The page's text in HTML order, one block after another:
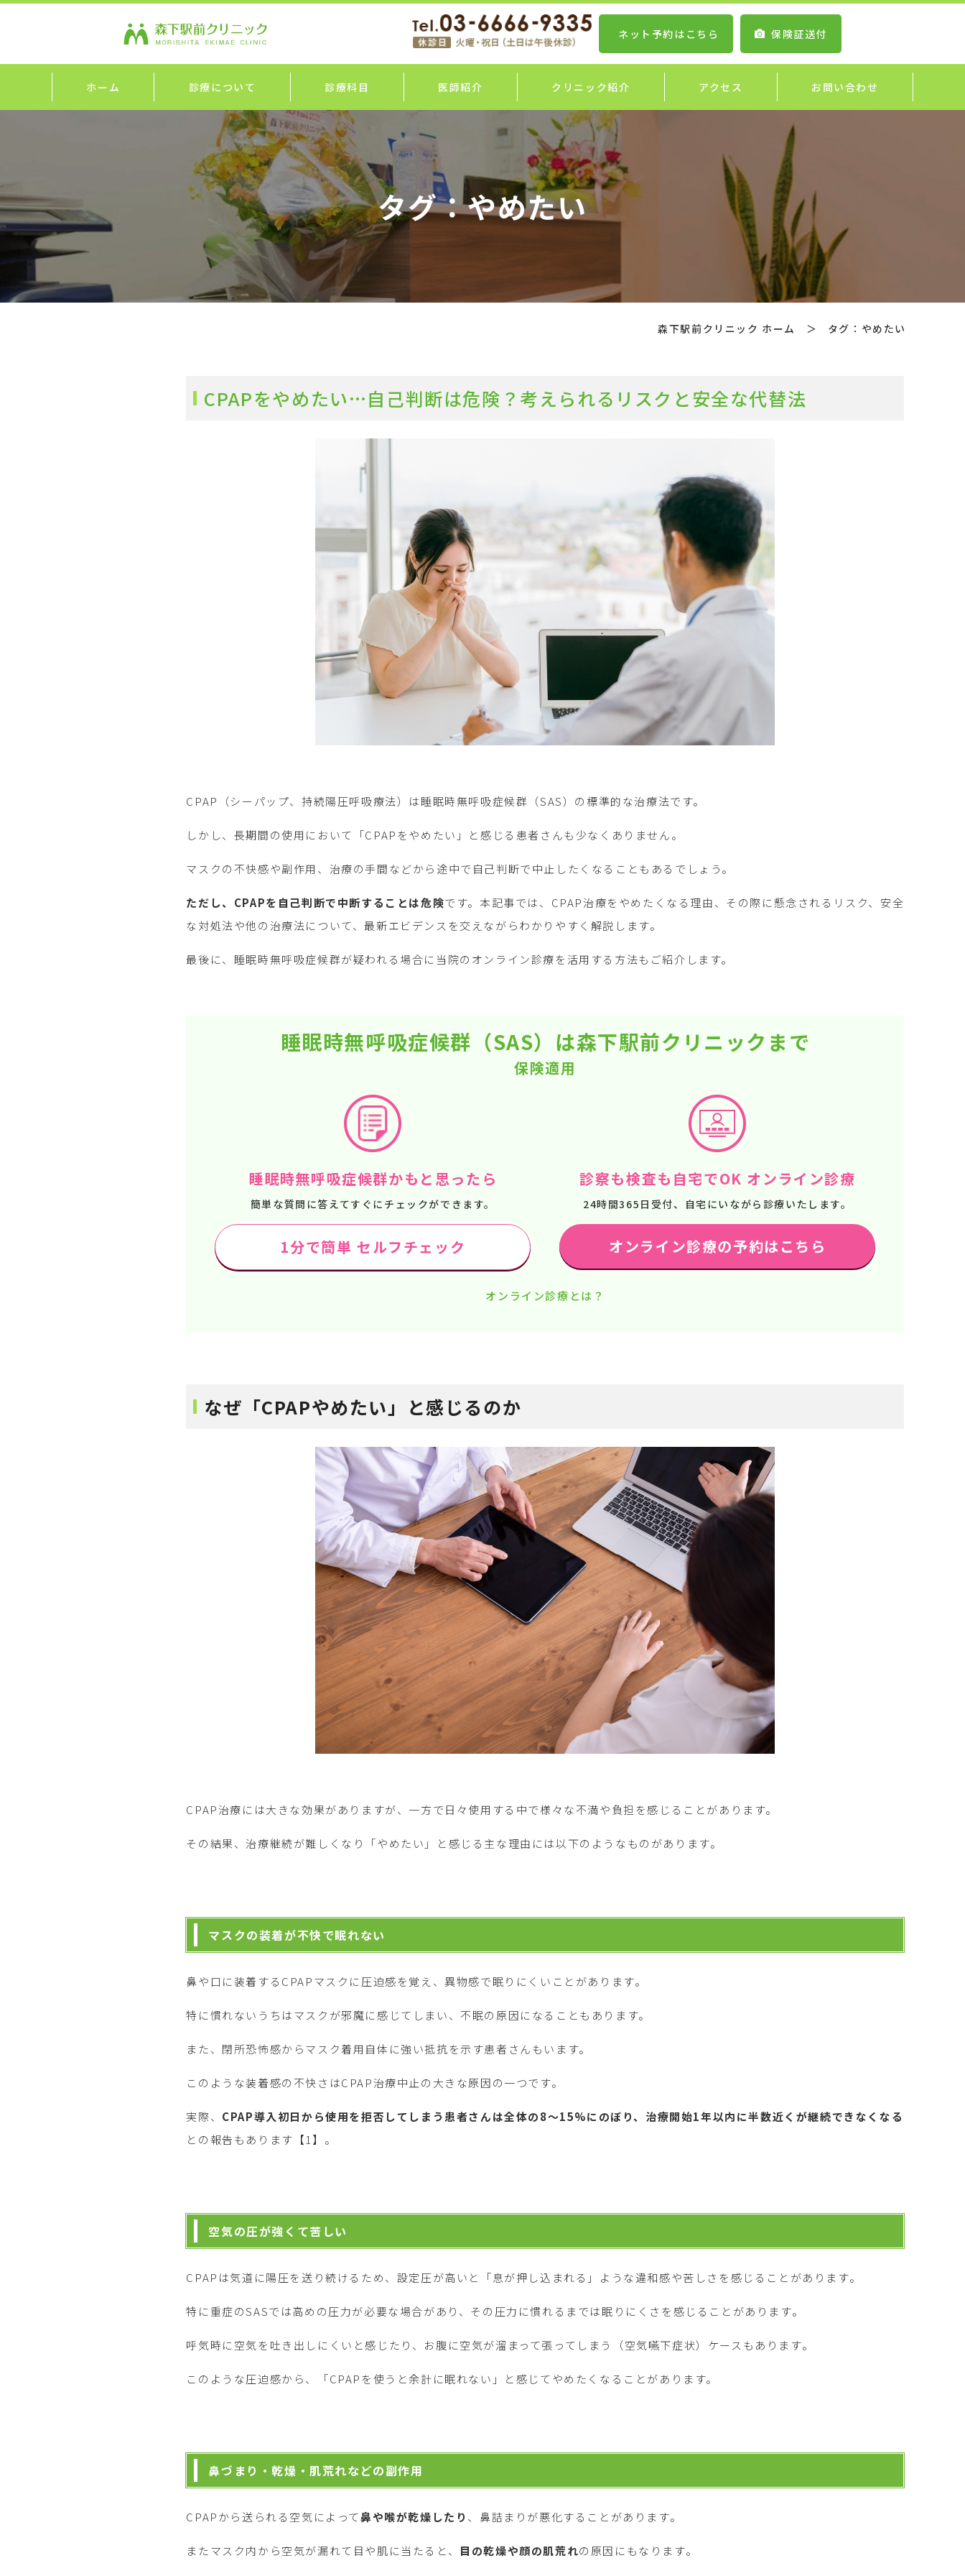
ネット予約はこちら 保険証送付
ホーム 診療について 診療科目 医師紹介 クリニック紹介 アクセス お問い合わせ
タグ：やめたい
森下駅前クリニック ホーム ＞ タグ：やめたい
CPAPをやめたい…自己判断は危険？考えられるリスクと安全な代替法
CPAP（シーパップ、持続陽圧呼吸療法）は睡眠時無呼吸症候群（SAS）の標準的な治療法です。
しかし、長期間の使用において「CPAPをやめたい」と感じる患者さんも少なくありません。
マスクの不快感や副作用、治療の手間などから途中で自己判断で中止したくなることもあるでしょう。
ただし、CPAPを自己判断で中断することは危険です。本記事では、CPAP治療をやめたくなる理由、その際に懸念されるリスク、安全
な対処法や他の治療法について、最新エビデンスを交えながらわかりやすく解説します。
最後に、睡眠時無呼吸症候群が疑われる場合に当院のオンライン診療を活用する方法もご紹介します。
睡眠時無呼吸症候群（SAS）は森下駅前クリニックまで
保険適用
睡眠時無呼吸症候群かもと思ったら
簡単な質問に答えてすぐにチェックができます。
1分で簡単 セルフチェック
診察も検査も自宅でOK オンライン診療
24時間365日受付、自宅にいながら診療いたします。
オンライン診療の予約はこちら
オンライン診療とは？
なぜ「CPAPやめたい」と感じるのか
CPAP治療には大きな効果がありますが、一方で日々使用する中で様々な不満や負担を感じることがあります。
その結果、治療継続が難しくなり「やめたい」と感じる主な理由には以下のようなものがあります。
マスクの装着が不快で眠れない
鼻や口に装着するCPAPマスクに圧迫感を覚え、異物感で眠りにくいことがあります。
特に慣れないうちはマスクが邪魔に感じてしまい、不眠の原因になることもあります。
また、閉所恐怖感からマスク着用自体に強い抵抗を示す患者さんもいます。
このような装着感の不快さはCPAP治療中止の大きな原因の一つです。
実際、 CPAP導入初日から使用を拒否してしまう患者さんは全体の8～15%にのぼり、治療開始1年以内に半数近くが継続できなくなる
との報告もあります【1】。
空気の圧が強くて苦しい
CPAPは気道に陽圧を送り続けるため、設定圧が高いと「息が押し込まれる」ような違和感や苦しさを感じることがあります。
特に重症のSASでは高めの圧力が必要な場合があり、その圧力に慣れるまでは眠りにくさを感じることがあります。
呼気時に空気を吐き出しにくいと感じたり、お腹に空気が溜まって張ってしまう（空気嚥下症状）ケースもあります。
このような圧迫感から、「CPAPを使うと余計に眠れない」と感じてやめたくなることがあります。
鼻づまり・乾燥・肌荒れなどの副作用
CPAPから送られる空気によって鼻や喉が乾燥したり 、鼻詰まりが悪化することがあります。
またマスク内から空気が漏れて目や肌に当たると、 目の乾燥や顔の肌荒れの原因にもなります。